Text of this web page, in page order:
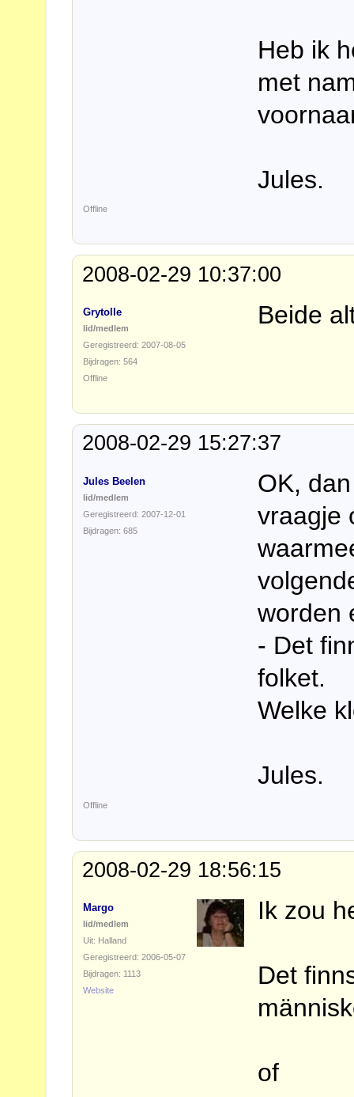
Heb ik
met
Jules.
Offline
2008-02-29 10:37:00
Grytolle
lid/medlem
Geregistreerd: 2007-08-05
Bijdragen: 564
Beide
Offline
2008-02-29 15:27:37
Jules Beelen
lid/medlem
Geregistreerd: 2007-12-01
Bijdragen: 685
OK,
vraagje
worden
- Det
folket.
Welke
Jules.
Offline
2008-02-29 18:56:15
Margo
lid/medlem
Uit: Halland
Geregistreerd: 2006-05-07
Bijdragen: 1113
Website
Ik zou
Det
of